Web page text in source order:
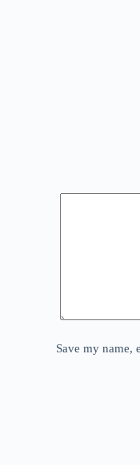
Save my name,